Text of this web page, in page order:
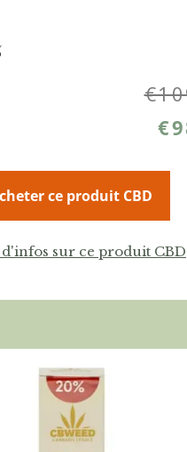
€
€
ce produit CBD
d'infos sur ce produit CBD